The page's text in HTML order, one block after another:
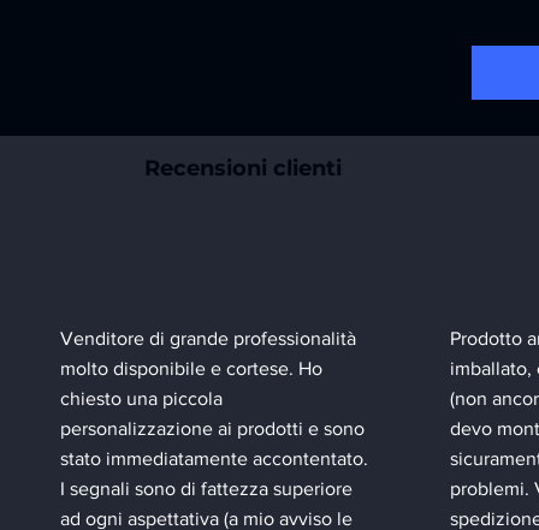
Recensioni clienti
Venditore di grande professionalità
molto disponibile e cortese. Ho
chiesto una piccola
personalizzazione ai prodotti e sono
stato immediatamente accontentato.
I segnali sono di fattezza superiore
ad ogni aspettativa (a mio avviso le
Prodotto
imballato,
(non
devo
problemi.